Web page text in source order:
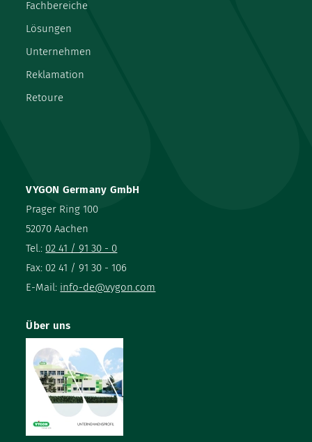
VYGON Germany GmbH
Prager Ring 100
52070 Aachen
Tel.: 02 41 / 91 30 - 0
Fax: 02 41 / 91 30 - 106
E-Mail: info-de@vygon.com
Fachbereiche
Lösungen
Unternehmen
Reklamation
Retoure
Über uns